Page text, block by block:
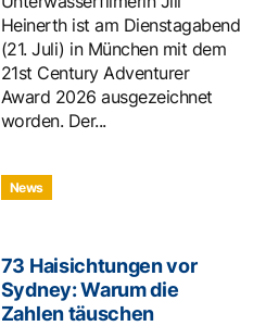
Heinerth ist am Dienstagabend
(21. Juli) in München mit dem
21st Century Adventurer
Award 2026 ausgezeichnet
worden. Der...
News
73 Haisichtungen vor
Sydney: Warum die
Zahlen täuschen